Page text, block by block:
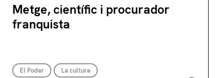
Metge, científic i procurador
franquista
El Poder
La cultura